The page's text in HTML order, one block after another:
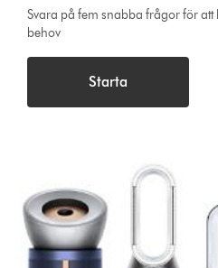
Svara på fem snabba frågor för
behov
Starta